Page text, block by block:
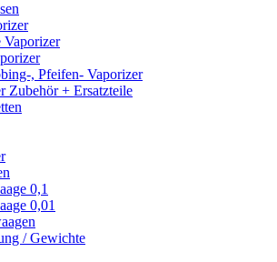
Vaporizer
, Pfeifen- Vaporizer
Zubehör + Ersatzteile
0,1
0,01
/ Gewichte